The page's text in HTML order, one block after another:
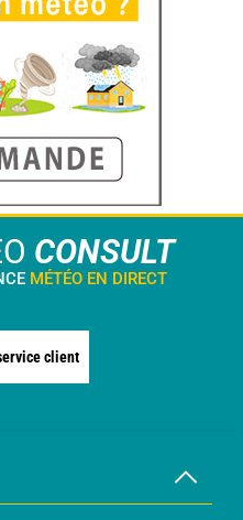
CONSULT
MÉTÉO EN DIRECT
client